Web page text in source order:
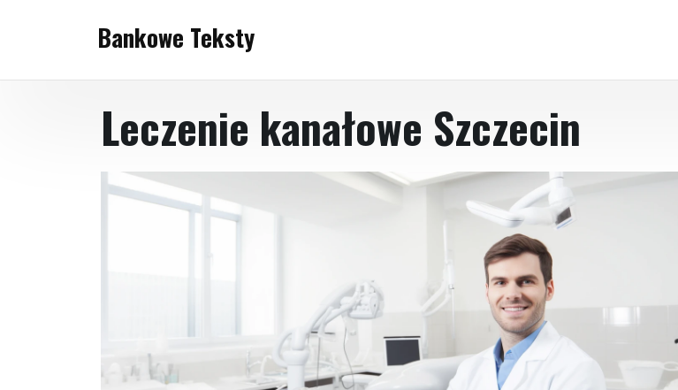
Bankowe Teksty
Leczenie kanałowe Szczecin